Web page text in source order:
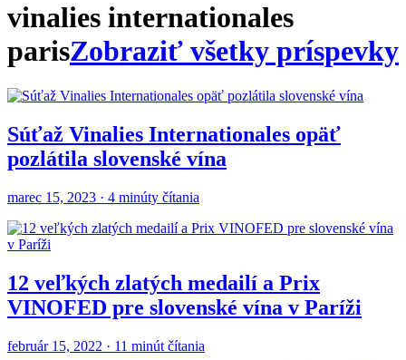
vinalies internationales
parisZobraziť všetky príspevky
Súťaž Vinalies Internationales opäť
pozlátila slovenské vína
marec 15, 2023 · 4 minúty čítania
12 veľkých zlatých medailí a Prix
VINOFED pre slovenské vína v Paríži
február 15, 2022 · 11 minút čítania